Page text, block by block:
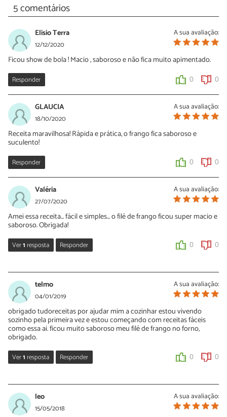
5 comentários
A sua avaliação:
Elisio Terra
12/12/2020
Ficou show de bola ! Macio , saboroso e não fica muito apimentado.
Responder 0 0
A sua avaliação:
GLAUCIA
18/10/2020
Receita maravilhosa! Rápida e prática, o frango fica saboroso e
suculento!
Responder 0 0
A sua avaliação:
Valéria
27/07/2020
Amei essa receita... fácil e simples... o filé de frango ficou super macio e
saboroso. Obrigada!
Ver1resposta Responder 0 0
Oi Valéria, que bom que você gostou desta receita de frango no
forno! Obrigada pelo seu comentário e continue preparando
nossas receitas.
0
A sua avaliação:
telmo
04/01/2019
obrigado tudoreceitas por ajudar mim a cozinhar estou vivendo
sozinho pela primeira vez e estou começando com receitas fáceis
como essa ai. ficou muito saboroso meu filé de frango no forno,
obrigado.
Ver1resposta Responder 0 0
Oi Telmo, que bom saber isso! Obrigada pelo seu comentário e
A sua avaliação:
leo
15/05/2018